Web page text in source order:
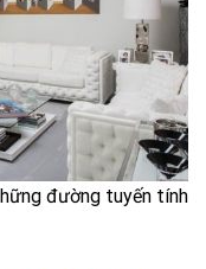
đường tuyến tính